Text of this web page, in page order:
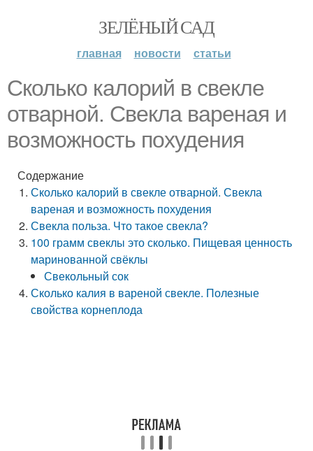
ЗЕЛЁНЫЙ САД
главная новости статьи
Сколько калорий в свекле
отварной. Свекла вареная и
возможность похудения
Содержание
Сколько калорий в свекле отварной. Свекла
вареная и возможность похудения
Свекла польза. Что такое свекла?
100 грамм свеклы это сколько. Пищевая ценность
маринованной свёклы
Свекольный сок
Сколько калия в вареной свекле. Полезные
свойства корнеплода